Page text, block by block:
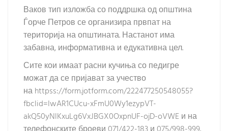
Ваков тип изложба со поддршка од општина
Ѓорче Петров се организира првпат на
територија на општината. Настанот има
забавна, информативна и едукативна цел.
Сите кои имаат расни кучиња со педигре
можат да се пријават за учество
наhttpss://form.jotform.com/222477250548055?
fbclid=IwAR1CUcu-xFmU0Wy1ezypVT-
akQ50yNlKxuLg6VxJBGX0OxpnUF-ojD-oVWE и на